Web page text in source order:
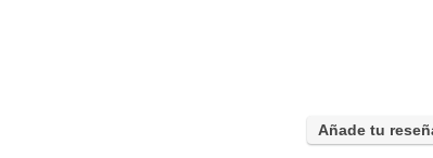
Añade tu